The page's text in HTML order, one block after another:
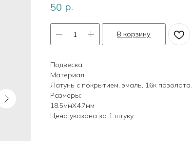
50 р.
В корзину
Подвеска
Материал:
Латунь с покрытием, эмаль, 16к позолота.
Размеры:
18.5ммХ4.7мм
Цена указана за 1 штуку